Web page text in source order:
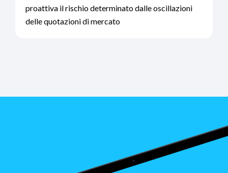
proattiva il rischio determinato dalle oscillazioni
delle quotazioni di mercato